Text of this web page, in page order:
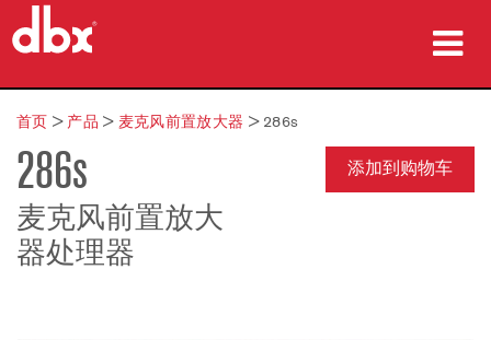
产品
案例研究
哪里购买
培训
首页 >产品 > 麦克风前置放大器 > 286s
286s
麦克风前置放大
器处理器
添加到购物车